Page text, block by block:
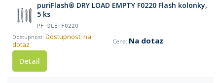
puriFlash® DRY LOAD EMPTY F0220 Flash kolonky,
5 ks
PF-DLE-F0220
Dostupnost: na
dotaz
Na dotaz
Detail